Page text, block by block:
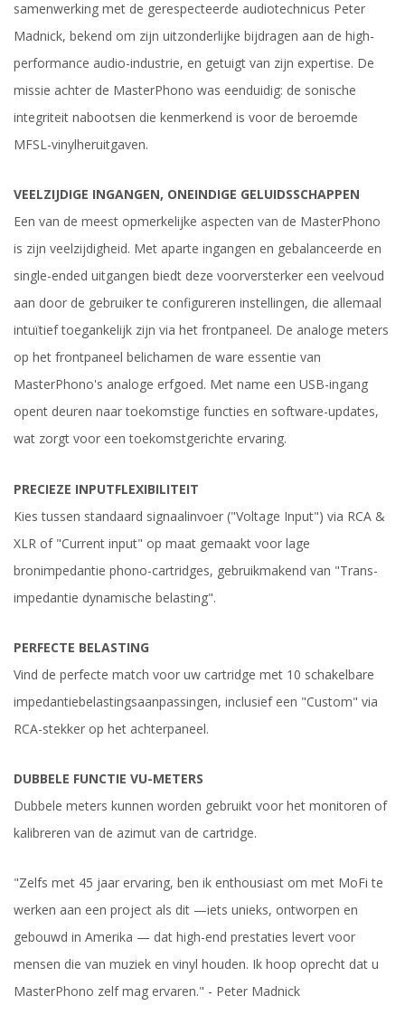
samenwerking met de gerespecteerde audiotechnicus Peter
Madnick, bekend om zijn uitzonderlijke bijdragen aan de high-
performance audio-industrie, en getuigt van zijn expertise. De
missie achter de MasterPhono was eenduidig: de sonische
integriteit nabootsen die kenmerkend is voor de beroemde
MFSL-vinylheruitgaven.
VEELZIJDIGE INGANGEN, ONEINDIGE GELUIDSSCHAPPEN
Een van de meest opmerkelijke aspecten van de MasterPhono
is zijn veelzijdigheid. Met aparte ingangen en gebalanceerde en
single-ended uitgangen biedt deze voorversterker een veelvoud
aan door de gebruiker te configureren instellingen, die allemaal
intuïtief toegankelijk zijn via het frontpaneel. De analoge meters
op het frontpaneel belichamen de ware essentie van
MasterPhono's analoge erfgoed. Met name een USB-ingang
opent deuren naar toekomstige functies en software-updates,
wat zorgt voor een toekomstgerichte ervaring.
PRECIEZE INPUTFLEXIBILITEIT
Kies tussen standaard signaalinvoer ("Voltage Input") via RCA &
XLR of "Current input" op maat gemaakt voor lage
bronimpedantie phono-cartridges, gebruikmakend van "Trans-
impedantie dynamische belasting".
PERFECTE BELASTING
Vind de perfecte match voor uw cartridge met 10 schakelbare
impedantiebelastingsaanpassingen, inclusief een "Custom" via
RCA-stekker op het achterpaneel.
DUBBELE FUNCTIE VU-METERS
Dubbele meters kunnen worden gebruikt voor het monitoren of
kalibreren van de azimut van de cartridge.
"Zelfs met 45 jaar ervaring, ben ik enthousiast om met MoFi te
werken aan een project als dit —iets unieks, ontworpen en
gebouwd in Amerika — dat high-end prestaties levert voor
mensen die van muziek en vinyl houden. Ik hoop oprecht dat u
MasterPhono zelf mag ervaren." - Peter Madnick